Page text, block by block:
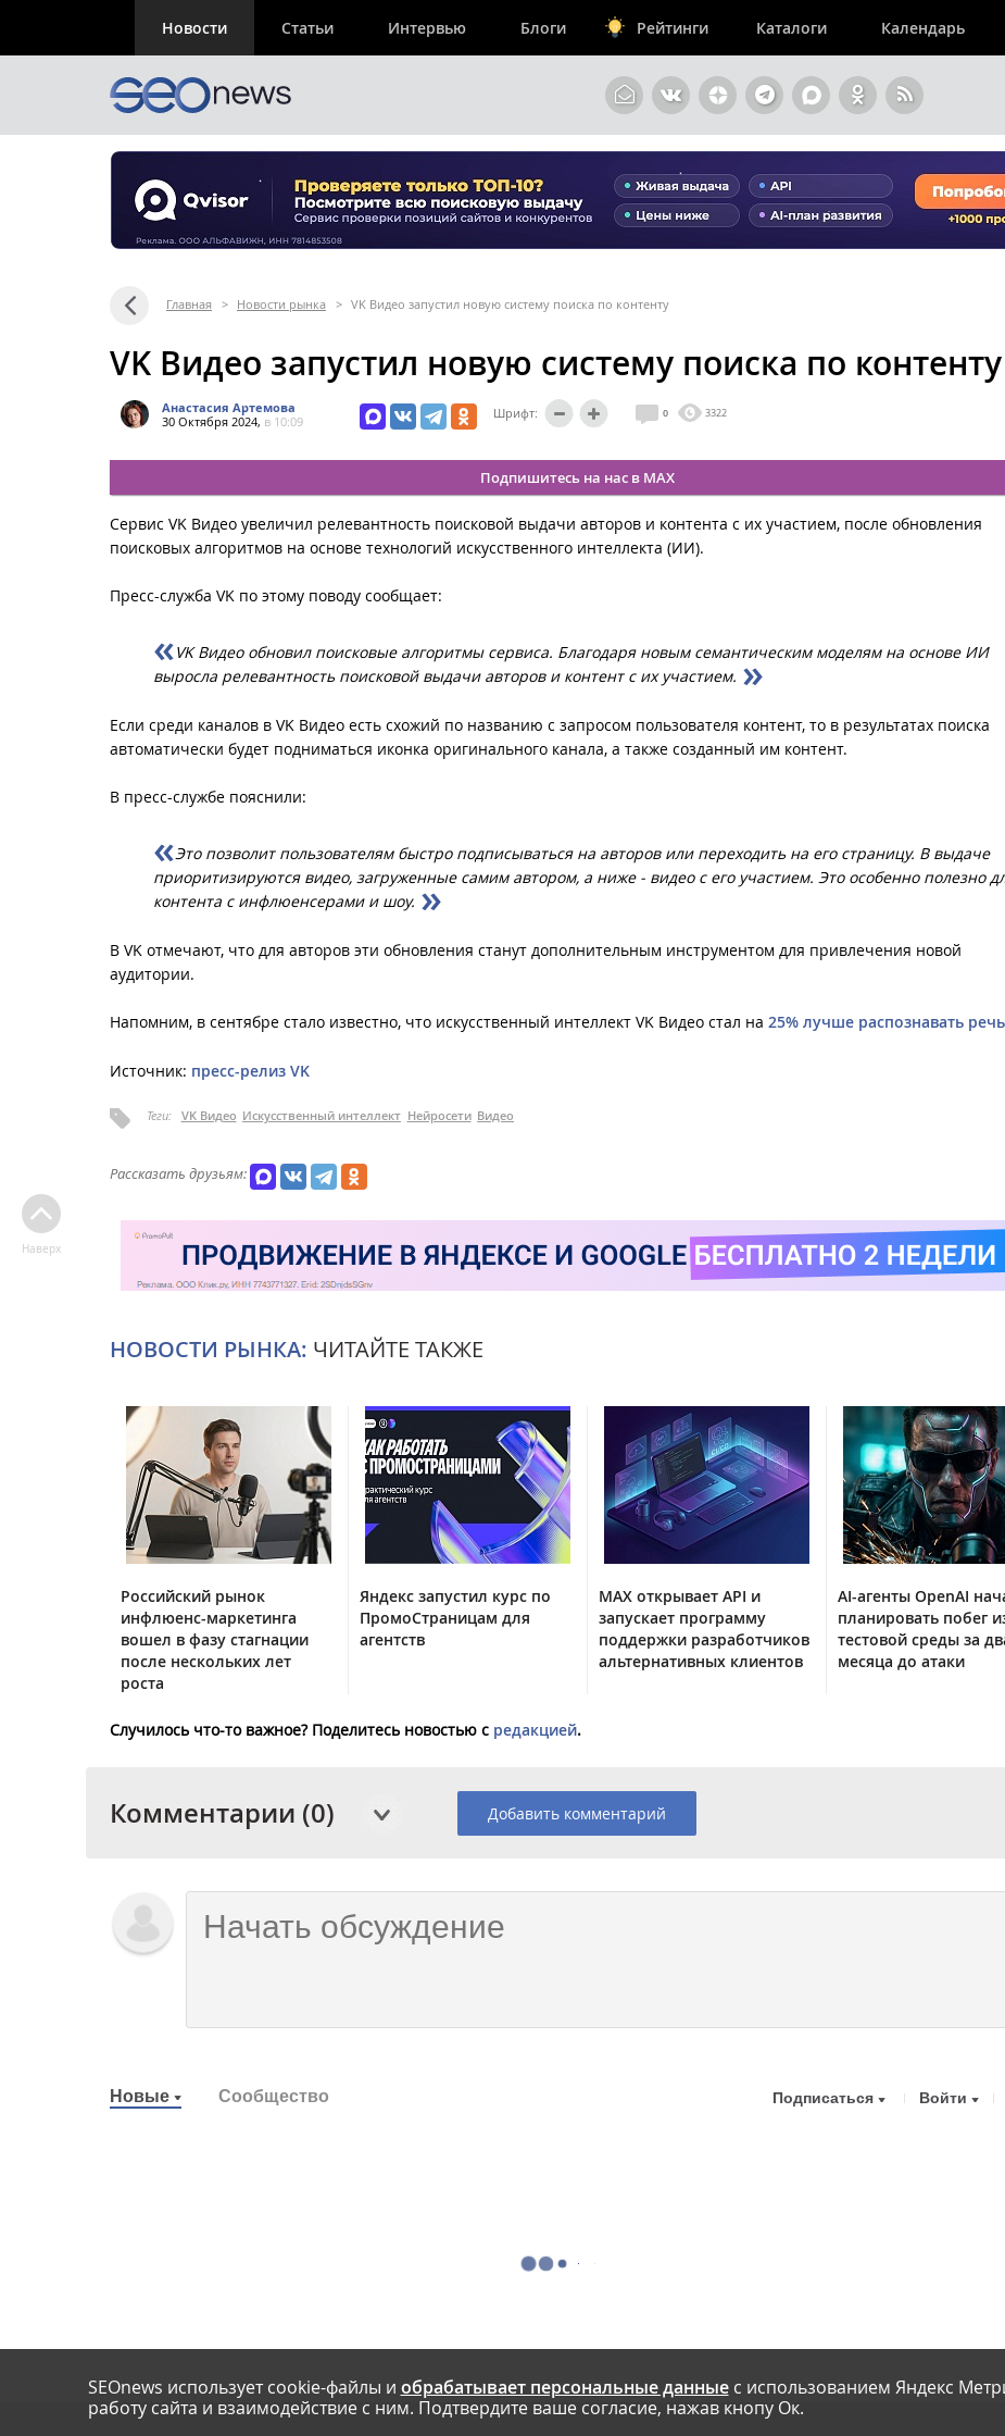
Новости Статьи Интервью Блоги Рейтинги Каталоги Календарь
Главная > Новости рынка > VK Видео запустил новую систему поиска по контенту
VK Видео запустил новую систему поиска по контенту
Анастасия Артемова
30 Октября 2024, в 10:09
Шрифт: 0 3322
Подпишитесь на нас в MAX
Сервис VK Видео увеличил релевантность поисковой выдачи авторов и контента с их участием, после обновления
поисковых алгоритмов на основе технологий искусственного интеллекта (ИИ).
Пресс-служба VK по этому поводу сообщает:
VK Видео обновил поисковые алгоритмы сервиса. Благодаря новым семантическим моделям на основе ИИ
выросла релевантность поисковой выдачи авторов и контент с их участием.
Если среди каналов в VK Видео есть схожий по названию с запросом пользователя контент, то в результатах поиска
автоматически будет подниматься иконка оригинального канала, а также созданный им контент.
В пресс-службе пояснили:
Это позволит пользователям быстро подписываться на авторов или переходить на его страницу. В выдаче
приоритизируются видео, загруженные самим автором, а ниже - видео с его участием. Это особенно полезно
контента с инфлюенсерами и шоу.
В VK отмечают, что для авторов эти обновления станут дополнительным инструментом для привлечения новой
аудитории.
Напомним, в сентябре стало известно, что искусственный интеллект VK Видео стал на 25% лучше распознавать речь
Источник: пресс-релиз VK
Теги: VK Видео Искусственный интеллект Нейросети Видео
Рассказать друзьям:
НОВОСТИ РЫНКА: ЧИТАЙТЕ ТАКЖЕ
Российский рынок
инфлюенс-маркетинга
вошел в фазу стагнации
после нескольких лет
роста
Яндекс запустил курс по
ПромоСтраницам для
агентств
MAX открывает API и
запускает программу
поддержки разработчиков
альтернативных клиентов
AI-агенты OpenAI
планировать побег
тестовой среды за
месяца до атаки
Случилось что-то важное? Поделитесь новостью с редакцией.
Комментарии (0) Добавить комментарий
Новые Сообщество Подписаться Войти
Наверх
SEOnews использует cookie-файлы и обрабатывает персональные данныес использованием Яндекс
работу сайта и взаимодействие с ним. Подтвердите ваше согласие, нажав кнопу Ок.